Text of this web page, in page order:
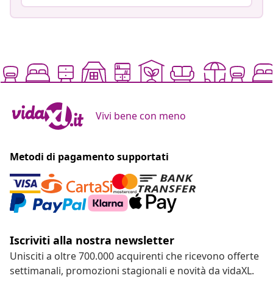
Vivi bene con meno
Metodi di pagamento supportati
Iscriviti alla nostra newsletter
Unisciti a oltre 700.000 acquirenti che ricevono offerte
settimanali, promozioni stagionali e novità da vidaXL.